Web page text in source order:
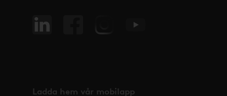
Ladda hem vår mobilapp